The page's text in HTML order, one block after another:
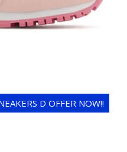
D OFFER NOW!!